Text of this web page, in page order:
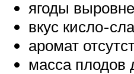
ягоды
вкус кисло-
аромат
масса плодов